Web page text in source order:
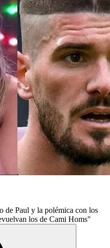
de Paul y la polémica con los
los de Cami Homs"